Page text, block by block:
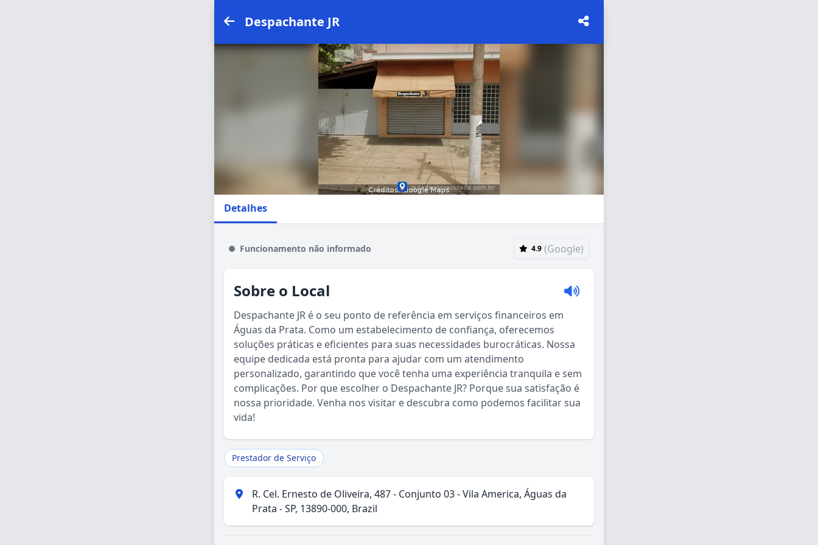
Despachante JR
Detalhes
Funcionamento não informado 4.9 (Google)
Sobre o Local
Despachante JR é o seu ponto de referência em serviços financeiros em
Águas da Prata. Como um estabelecimento de confiança, oferecemos
soluções práticas e eficientes para suas necessidades burocráticas. Nossa
equipe dedicada está pronta para ajudar com um atendimento
personalizado, garantindo que você tenha uma experiência tranquila e sem
complicações. Por que escolher o Despachante JR? Porque sua satisfação é
nossa prioridade. Venha nos visitar e descubra como podemos facilitar sua
vida!
Prestador de Serviço
R. Cel. Ernesto de Oliveira, 487 - Conjunto 03 - Vila America, Águas da
Prata - SP, 13890-000, Brazil
Sou Turista em Águas da Prata
Sou Morador